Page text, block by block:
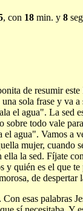
, con 18 min. y 8
de resumir
sola frase y va
el agua". La sed
sobre todo vale
agua". Vamos a
mujer, cuando
la sed. Fíjate
quién es el que
de despertar
esas palabras